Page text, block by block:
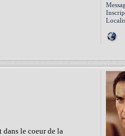
dans le coeur de la